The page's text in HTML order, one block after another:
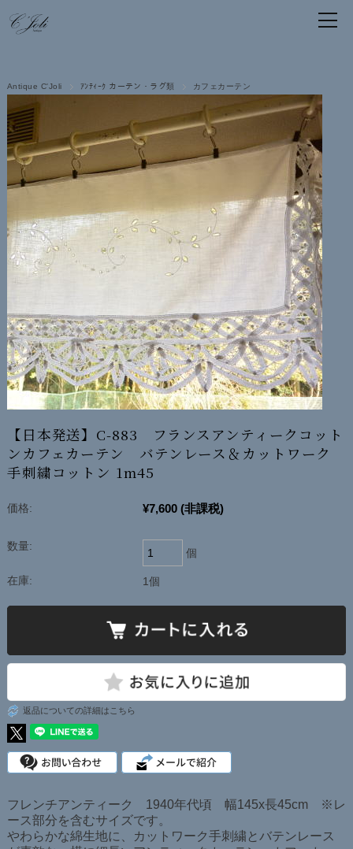
Antique C'Joli ｱﾝﾃｨｰｸ カーテン・ラグ類 カフェカーテン
【日本発送】C-883 フランスアンティークコット
ンカフェカーテン バテンレース＆カットワーク
手刺繍コットン 1m45
価格: ¥7,600 (非課税)
数量:
個
在庫: 1個
返品についての詳細はこちら
フレンチアンティーク 1940年代頃 幅145x長45cm ※レ
ース部分を含むサイズです。
やわらかな綿生地に、カットワーク手刺繍とバテンレース